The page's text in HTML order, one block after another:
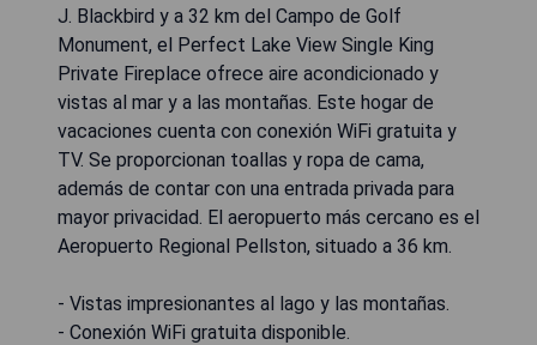
J. Blackbird y a 32 km del Campo de Golf
Monument, el Perfect Lake View Single King
Private Fireplace ofrece aire acondicionado y
vistas al mar y a las montañas. Este hogar de
vacaciones cuenta con conexión WiFi gratuita y
TV. Se proporcionan toallas y ropa de cama,
además de contar con una entrada privada para
mayor privacidad. El aeropuerto más cercano es el
Aeropuerto Regional Pellston, situado a 36 km.
- Vistas impresionantes al lago y las montañas.
- Conexión WiFi gratuita disponible.